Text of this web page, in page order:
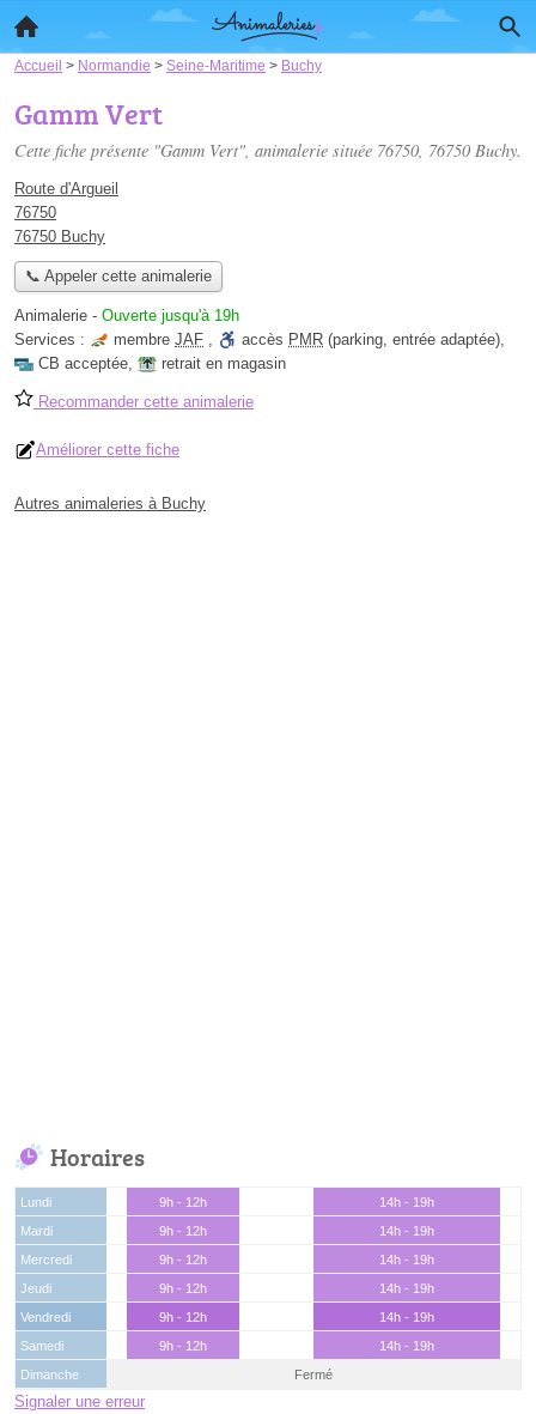
Accueil > Normandie > Seine-Maritime > Buchy
Gamm Vert
Cette fiche présente "Gamm Vert", animalerie située 76750, 76750 Buchy.
Route d'Argueil
76750
76750 Buchy
📞 Appeler cette animalerie
Animalerie - Ouverte jusqu'à 19h
Services :
membre JAF , accès PMR (parking, entrée adaptée),
CB acceptée, retrait en magasin
Recommander cette animalerie
Améliorer cette fiche
Autres animaleries à Buchy
Horaires
Lundi 9h - 12h
14h - 19h
Mardi
9h - 12h
14h - 19h
Mercredi
9h - 12h
14h - 19h
Jeudi
9h - 12h
14h - 19h
Vendredi
9h - 12h
14h - 19h
Samedi
9h - 12h
14h - 19h
Dimanche
Fermé
Signaler une erreur